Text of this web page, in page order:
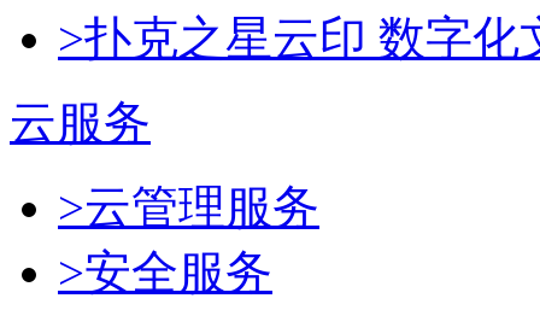
>扑克之星云印 数字化
云服务
>云管理服务
>安全服务